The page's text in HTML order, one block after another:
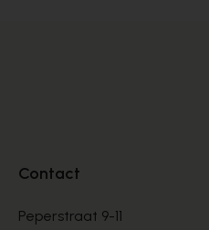
Contact
Peperstraat 9-11